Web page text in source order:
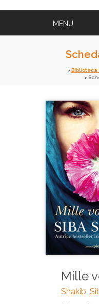
Biblioteca
Mille
Shakib,